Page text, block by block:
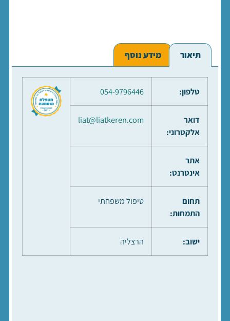
תיאור מידע נוסף
טלפון: 054-9796446
דואר
אלקטרוני:
liat@liatkeren.com
אתר
אינטרנט:
תחום
התמחות:
טיפול משפחתי
ישוב: הרצליה